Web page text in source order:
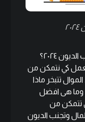
هل تبحث عن دليل ادخار المال وتجنب الديون ٢٠٢٤؟
كي نتمكن من
تتبخر ماذا
وما هى افضل
تتمكن من
وتجنب الديون